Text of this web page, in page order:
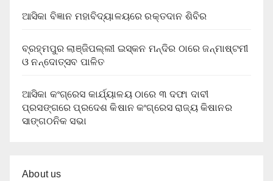
ଆସିକା ବିଜ୍ଞାନ ମହାବିଦ୍ୟାଳୟରେ ରକ୍ତଦାନ ଶିବିର
ବ୍ରହ୍ମପୁର ଲାଞ୍ଜିପଲ୍ଲୀ ଇସ୍କନ ମନ୍ଦିର ଠାରେ ଜନ୍ମାଷ୍ଟମୀ
ଓ ନନ୍ଦୋତ୍ସବ ପାଳିତ
ଆସିକା କଂଗ୍ରେସ କାର୍ଯ୍ୟାଳୟ ଠାରେ ୩ ଦଫା ଦାବୀ
ପ୍ରସଙ୍ଗରେ ପ୍ରଦେଶ କିଷାନ କଂଗ୍ରେସ ରାଜ୍ୟ କିଷାନର
ସାଙ୍ଗଠନିକ ସଭା
About us